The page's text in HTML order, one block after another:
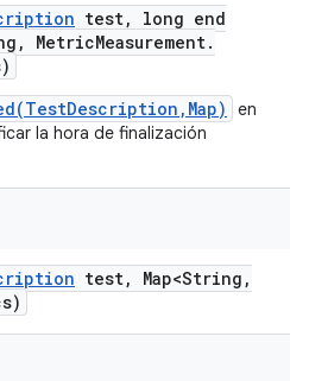
test,
long end
, MetricMeasurement.
en
la hora de finalización
test, Map<String ,